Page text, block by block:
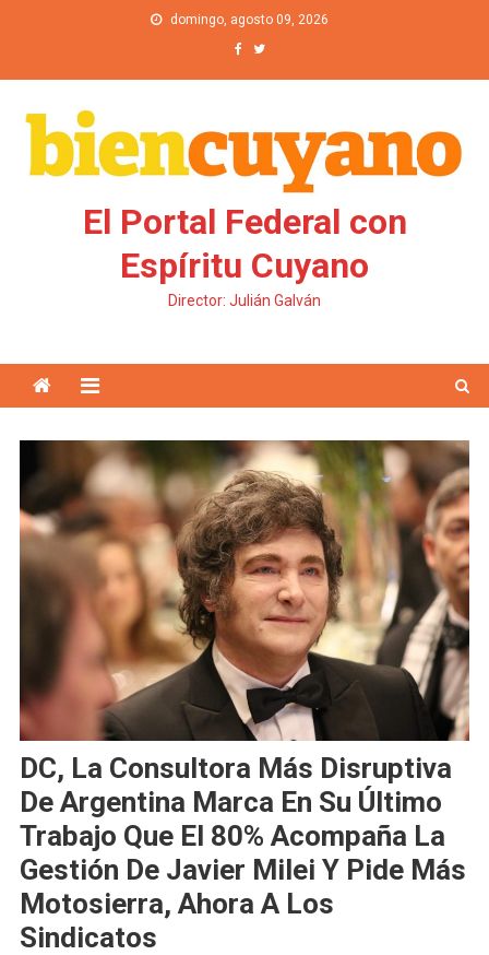
domingo, agosto 09, 2026
El Portal Federal con
Espíritu Cuyano
Director: Julián Galván
DC, La Consultora Más Disruptiva
De Argentina Marca En Su Último
Trabajo Que El 80% Acompaña La
Gestión De Javier Milei Y Pide Más
Motosierra, Ahora A Los
Sindicatos